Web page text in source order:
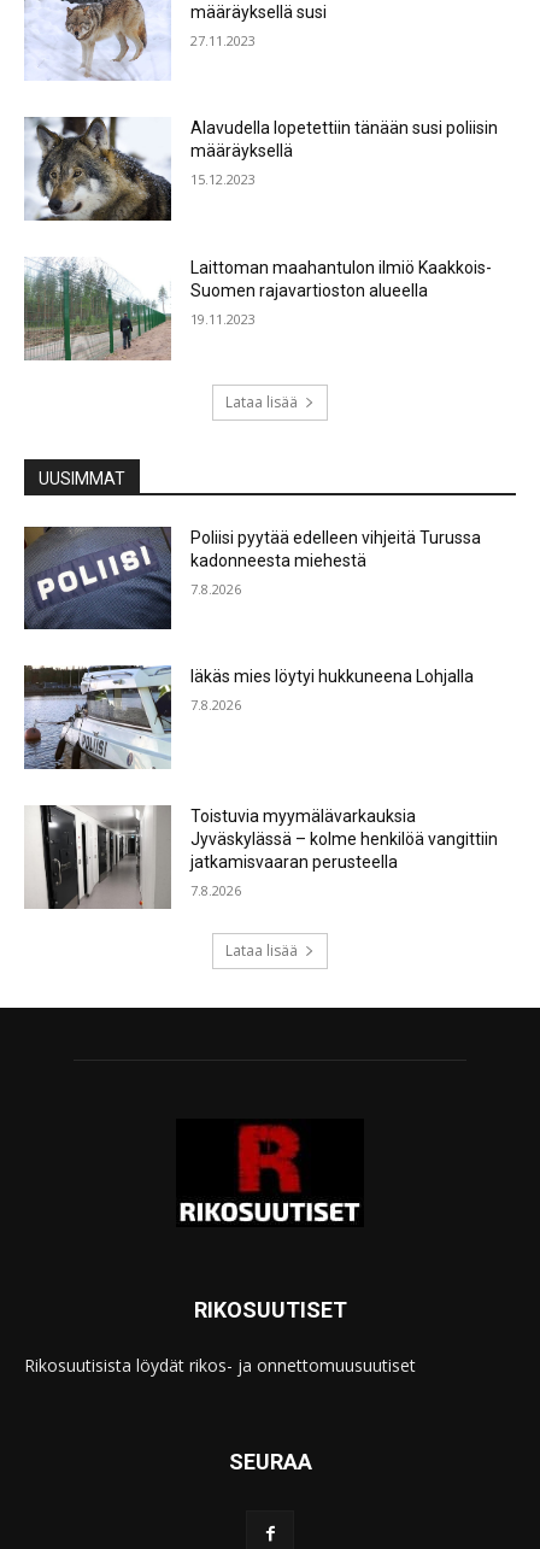
määräyksellä susi
27.11.2023
Alavudella lopetettiin tänään susi poliisin
määräyksellä
15.12.2023
Laittoman maahantulon ilmiö Kaakkois-
Suomen rajavartioston alueella
19.11.2023
Lataa lisää
UUSIMMAT
Poliisi pyytää edelleen vihjeitä Turussa
kadonneesta miehestä
7.8.2026
Iäkäs mies löytyi hukkuneena Lohjalla
7.8.2026
Toistuvia myymälävarkauksia
Jyväskylässä – kolme henkilöä vangittiin
jatkamisvaaran perusteella
7.8.2026
Lataa lisää
RIKOSUUTISET
Rikosuutisista löydät rikos- ja onnettomuusuutiset
SEURAA